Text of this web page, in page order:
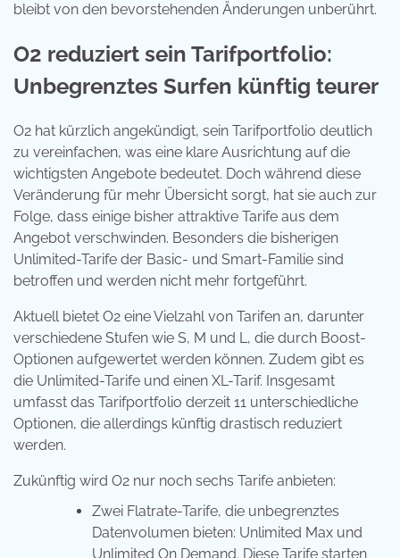
bleibt von den bevorstehenden Änderungen unberührt.
O2 reduziert sein Tarifportfolio:
Unbegrenztes Surfen künftig teurer
O2 hat kürzlich angekündigt, sein Tarifportfolio deutlich
zu vereinfachen, was eine klare Ausrichtung auf die
wichtigsten Angebote bedeutet. Doch während diese
Veränderung für mehr Übersicht sorgt, hat sie auch zur
Folge, dass einige bisher attraktive Tarife aus dem
Angebot verschwinden. Besonders die bisherigen
Unlimited-Tarife der Basic- und Smart-Familie sind
betroffen und werden nicht mehr fortgeführt.
Aktuell bietet O2 eine Vielzahl von Tarifen an, darunter
verschiedene Stufen wie S, M und L, die durch Boost-
Optionen aufgewertet werden können. Zudem gibt es
die Unlimited-Tarife und einen XL-Tarif. Insgesamt
umfasst das Tarifportfolio derzeit 11 unterschiedliche
Optionen, die allerdings künftig drastisch reduziert
werden.
Zukünftig wird O2 nur noch sechs Tarife anbieten:
Zwei Flatrate-Tarife, die unbegrenztes
Datenvolumen bieten: Unlimited Max und
Unlimited On Demand. Diese Tarife starten